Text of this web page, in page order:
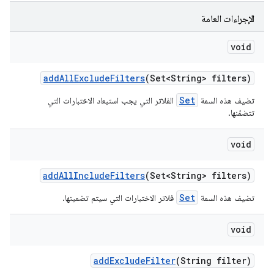
الإجراءات العامة
void
addAllExcludeFilters(Set<String> filters)
تضيف هذه السمة Set الفلاتر التي يجب استبعاد الاختبارات التي
تتضمّنها.
void
addAllIncludeFilters(Set<String> filters)
تضيف هذه السمة Set فلاتر الاختبارات التي سيتم تضمينها.
void
addExcludeFilter(String filter)